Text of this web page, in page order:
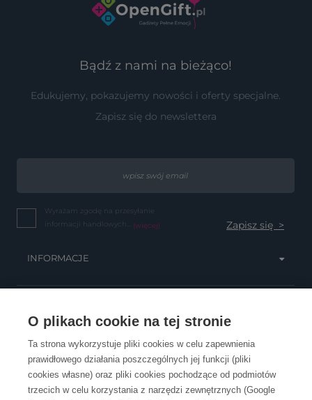
O plikach cookie na tej stronie
Ta strona wykorzystuje pliki cookies w celu zapewnienia
prawidłowego działania poszczególnych jej funkcji (pliki
cookies własne) oraz pliki cookies pochodzące od podmiotów
trzecich w celu korzystania z narzędzi zewnętrznych (Google
Bądź z nami na bieżąco!
Edukujemy, pokazujemy nowości i oferty specjalne.
Zapisz się do newslettera
Wyrażam zgodę na przesyłanie
informacji handlowych... (więcej)
INFORMACJE
OBSŁUGA KLIENTA
KONTAKT